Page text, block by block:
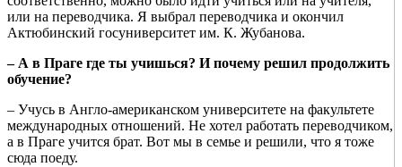
или на переводчика. Я выбрал переводчика и окончил
Актюбинский госуниверситет им. К. Жубанова.
– А в Праге где ты учишься? И почему решил продолжить
обучение?
– Учусь в Англо-американском университете на факультете
международных отношений. Не хотел работать переводчиком,
а в Праге учится брат. Вот мы в семье и решили, что я тоже
сюда поеду.